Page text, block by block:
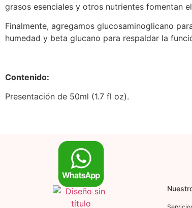
grasos esenciales y otros nutrientes fomentan
Finalmente, agregamos glucosaminoglicano
humedad y beta glucano para respaldar la
Contenido:
Presentación de 50ml (1.7 fl oz).